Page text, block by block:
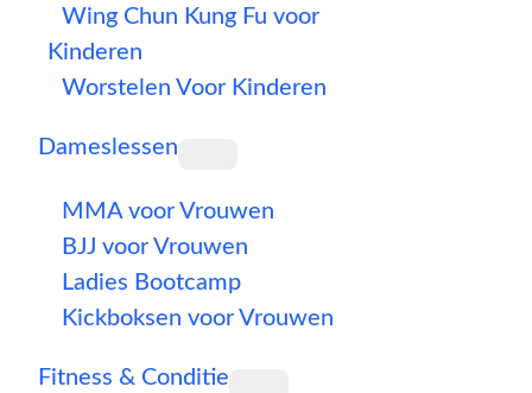
Wing Chun Kung Fu voor
Kinderen
Worstelen Voor Kinderen
Dameslessen
MMA voor Vrouwen
BJJ voor Vrouwen
Ladies Bootcamp
Kickboksen voor Vrouwen
Fitness & Conditie